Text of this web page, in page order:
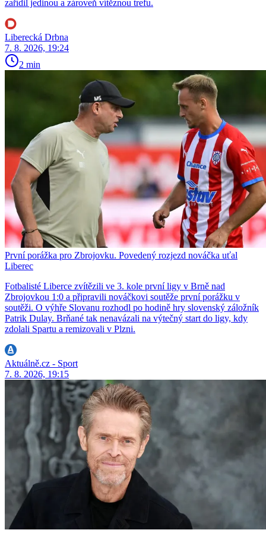
zařídil jedinou a zároveň vítěznou trefu.
Liberecká Drbna
7. 8. 2026, 19:24
2 min
První porážka pro Zbrojovku. Povedený rozjezd nováčka uťal
Liberec
Fotbalisté Liberce zvítězili ve 3. kole první ligy v Brně nad
Zbrojovkou 1:0 a připravili nováčkovi soutěže první porážku v
soutěži. O výhře Slovanu rozhodl po hodině hry slovenský záložník
Patrik Dulay. Brňané tak nenavázali na výtečný start do ligy, kdy
zdolali Spartu a remizovali v Plzni.
Aktuálně.cz - Sport
7. 8. 2026, 19:15